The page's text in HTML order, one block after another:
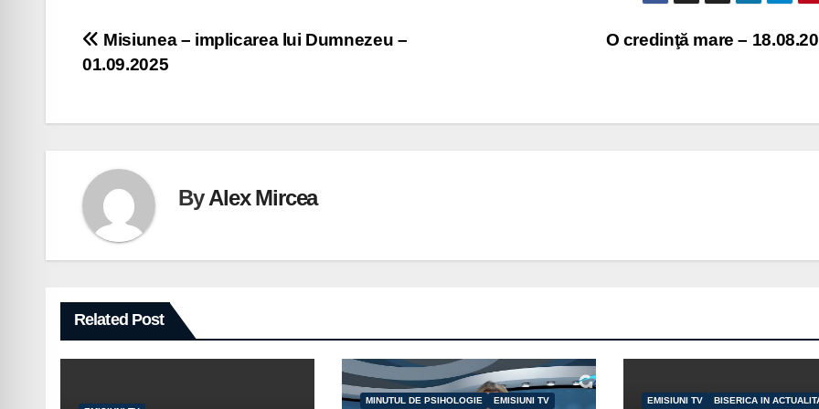
Navigare
articole
O credinţă mare –
Misiunea – implicarea lui Dumnezeu –
01.09.2025
ByAlex Mircea
Related Post
MINUTUL DE PSIHOLOGIE EMISIUNI TV EMISIUNI TV BISERICA IN